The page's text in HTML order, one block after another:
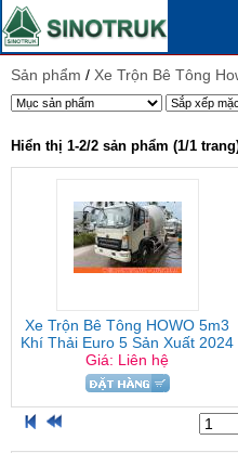
Sản phẩm / Xe Trộn Bê Tông
Hiển thị 1-2/2 sản phẩm (1/1
Xe Trộn Bê Tông HOWO 5m3
Khí Thải Euro 5 Sản Xuất 2024
Giá: Liên hệ